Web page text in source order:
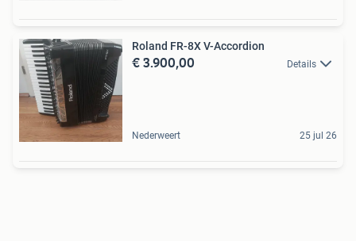
Roland FR-8X V-Accordion
€ 3.900,00 Details
Nederweert 25 jul 26